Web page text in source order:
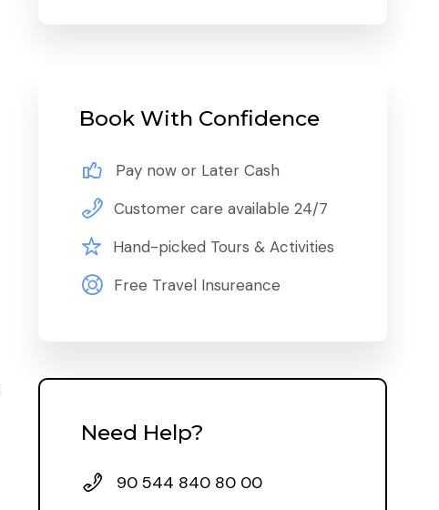
Book With Confidence
Pay now or Later Cash
Customer care available 24/7
Hand-picked Tours & Activities
Free Travel Insureance
Need Help?
90 544 840 80 00